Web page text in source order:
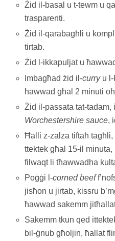
Żid il-basal u t-tewm u
trasparenti.
Żid il-qarabagħli u
tirtab.
Żid l-ikkapuljat u
Imbagħad żid il-curryu l-
ħawwad għal 2 minuti
Żid il-passata tat-tadam,
Worchestershire sauce,
Ħalli z-zalza tiftaħ
ttektek għal 15-il
filwaqt li tħawwadha
Poġġi l-corned beef
jisħon u jirtab, kissru
ħawwad sakemm
Sakemm tkun qed
bil-ġnub għoljin, ħallat